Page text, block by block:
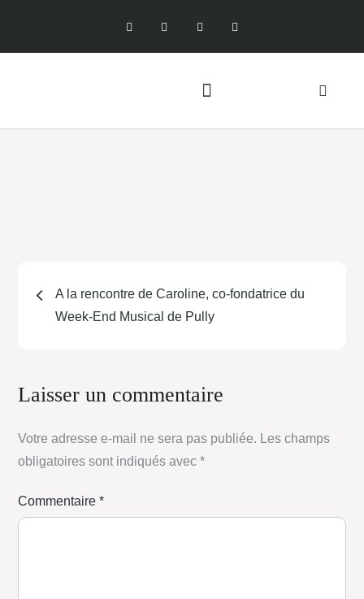
A la rencontre de Caroline, co-fondatrice du
Week-End Musical de Pully
Laisser un commentaire
Votre adresse e-mail ne sera pas publiée. Les champs
obligatoires sont indiqués avec*
Commentaire*